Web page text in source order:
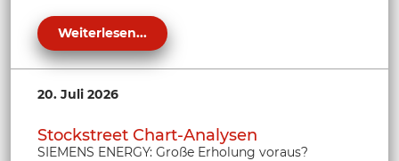
Weiterlesen...
20. Juli 2026
Stockstreet Chart-Analysen
SIEMENS ENERGY: Große Erholung voraus?